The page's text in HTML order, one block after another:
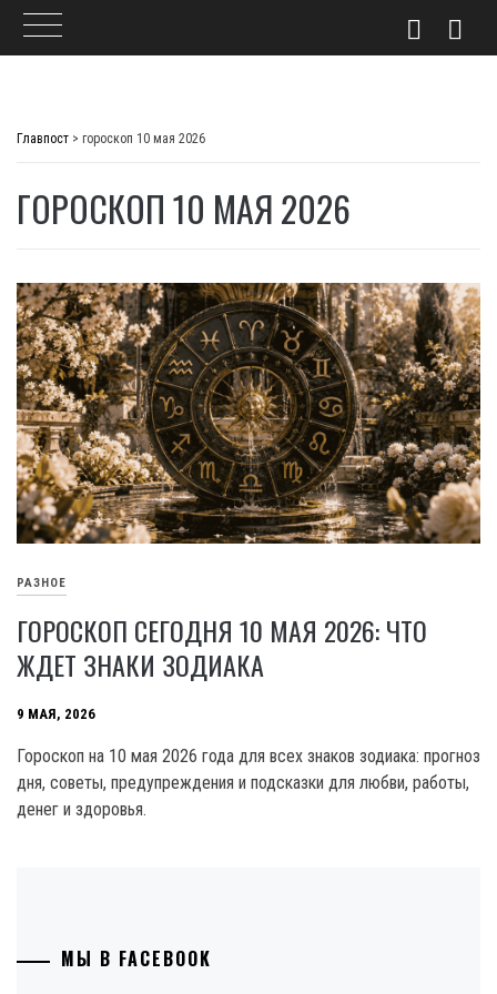
Главпост > гороскоп 10 мая 2026
ГОРОСКОП 10 МАЯ 2026
РАЗНОЕ
ГОРОСКОП СЕГОДНЯ 10 МАЯ 2026: ЧТО
ЖДЕТ ЗНАКИ ЗОДИАКА
9 МАЯ, 2026
Гороскоп на 10 мая 2026 года для всех знаков зодиака: прогноз
дня, советы, предупреждения и подсказки для любви, работы,
денег и здоровья.
МЫ В FACEBOOK